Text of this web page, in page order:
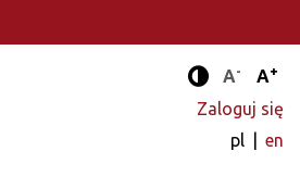
Tryb
A- A+
Zaloguj się
pl
en